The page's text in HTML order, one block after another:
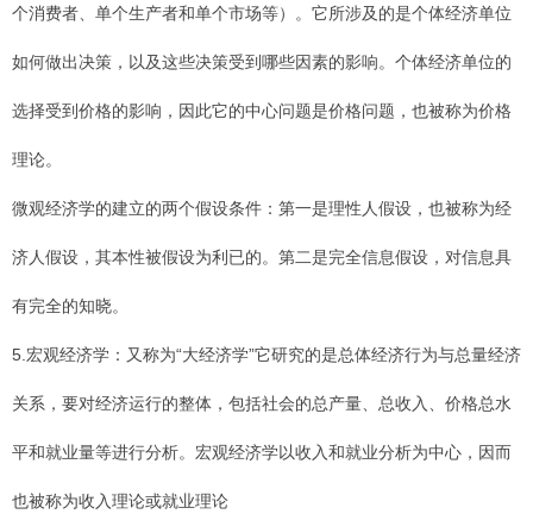
个消费者、单个生产者和单个市场等）。它所涉及的是个体经济单位
如何做出决策，以及这些决策受到哪些因素的影响。个体经济单位的
选择受到价格的影响，因此它的中心问题是价格问题，也被称为价格
理论。
微观经济学的建立的两个假设条件：第一是理性人假设，也被称为经
济人假设，其本性被假设为利已的。第二是完全信息假设，对信息具
有完全的知晓。
5.宏观经济学：又称为“大经济学”它研究的是总体经济行为与总量经济
关系，要对经济运行的整体，包括社会的总产量、总收入、价格总水
平和就业量等进行分析。宏观经济学以收入和就业分析为中心，因而
也被称为收入理论或就业理论